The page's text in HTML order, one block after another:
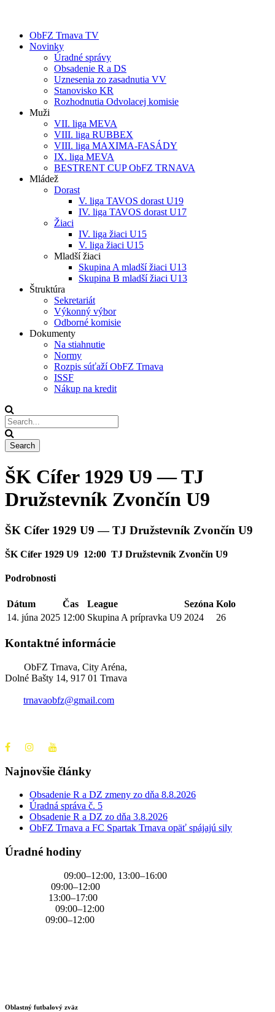
ObFZ Trnava TV
Novinky
Úradné správy
Obsadenie R a DS
Uznesenia zo zasadnutia VV
Stanovisko KR
Rozhodnutia Odvolacej komisie
Muži
VII. liga MEVA
VIII. liga RUBBEX
VIII. liga MAXIMA-FASÁDY
IX. liga MEVA
BESTRENT CUP ObFZ TRNAVA
Mládež
Dorast
V. liga TAVOS dorast U19
IV. liga TAVOS dorast U17
Žiaci
IV. liga žiaci U15
V. liga žiaci U15
Mladší žiaci
Skupina A mladší žiaci U13
Skupina B mladší žiaci U13
Štruktúra
Sekretariát
Výkonný výbor
Odborné komisie
Dokumenty
Na stiahnutie
Normy
Rozpis súťaží ObFZ Trnava
ISSF
Nákup na kredit
ŠK Cífer 1929 U9 — TJ
Družstevník Zvončín U9
ŠK Cífer 1929 U9 — TJ Družstevník Zvončín U9
ŠK Cífer 1929 U9 12:00 TJ Družstevník Zvončín U9
Podrobnosti
Dátum Čas League Sezóna Kolo
14. júna 2025 12:00 Skupina A prípravka U9 2024 26
Kontaktné informácie
ObFZ Trnava, City Aréna,
Dolné Bašty 14, 917 01 Trnava
trnavaobfz@gmail.com
Najnovšie články
Obsadenie R a DZ zmeny zo dňa 8.8.2026
Úradná správa č. 5
Obsadenie R a DZ zo dňa 3.8.2026
ObFZ Trnava a FC Spartak Trnava opäť spájajú sily
Úradné hodiny
09:00–12:00, 13:00–16:00
09:00–12:00
13:00–17:00
09:00–12:00
09:00–12:00
Oblastný futbalový zväz